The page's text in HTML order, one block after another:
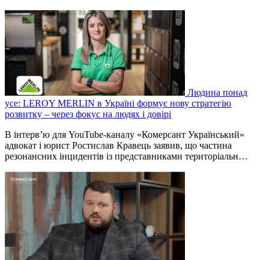
Людина понад
усе: LEROY MERLIN в Україні формує нову стратегію
розвитку – через фокус на людях і довірі
В інтерв’ю для YouTube-каналу «Комерсант Український»
адвокат і юрист Ростислав Кравець заявив, що частина
резонансних інцидентів із представниками територіальн…